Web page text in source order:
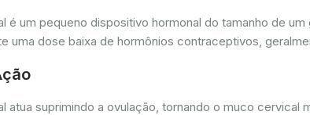
é um pequeno dispositivo hormonal do tamanho de
uma dose baixa de hormônios contraceptivos,
atua suprimindo a ovulação, tornando o muco